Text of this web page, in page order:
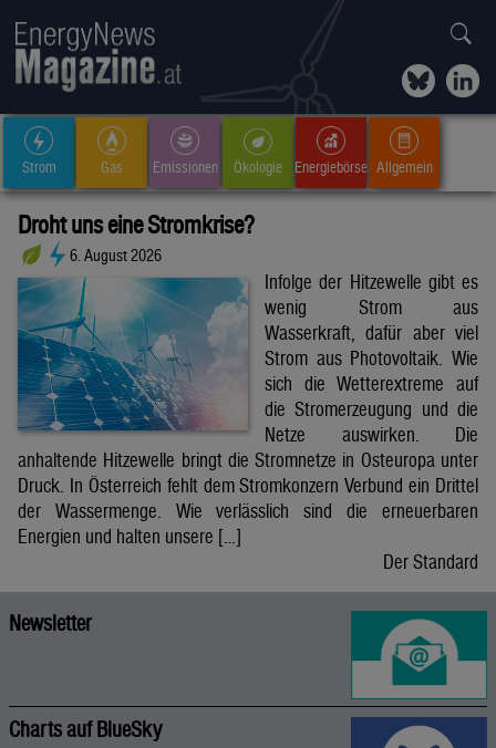
Strom Gas Emissionen Ökologie Energiebörse Allgemein
Droht uns eine Stromkrise?
6. August 2026
Infolge der Hitzewelle gibt es
wenig Strom aus
Wasserkraft, dafür aber viel
Strom aus Photovoltaik. Wie
sich die Wetterextreme auf
die Stromerzeugung und die
Netze auswirken. Die
anhaltende Hitzewelle bringt die Stromnetze in Osteuropa unter
Druck. In Österreich fehlt dem Stromkonzern Verbund ein Drittel
der Wassermenge. Wie verlässlich sind die erneuerbaren
Energien und halten unsere […]
Der Standard
Newsletter
Charts auf BlueSky